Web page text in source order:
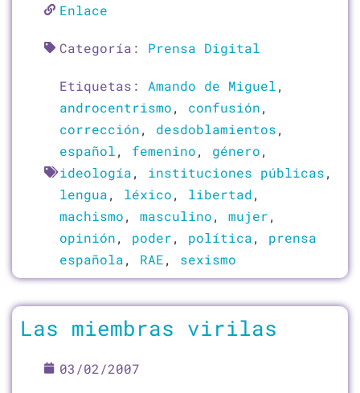
Enlace
Categoría: Prensa Digital
Etiquetas: Amando de Miguel,
androcentrismo, confusión,
corrección, desdoblamientos,
español, femenino, género,
ideología, instituciones públicas,
lengua, léxico, libertad,
machismo, masculino, mujer,
opinión, poder, política, prensa
española, RAE, sexismo
Las miembras virilas
03/02/2007